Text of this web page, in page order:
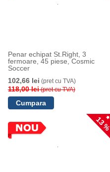
Penar echipat St.Right, 3
fermoare, 45 piese, Cosmic
Soccer
102,66 lei (pret cu TVA)
118,00 lei(pret cu TVA)
13 %